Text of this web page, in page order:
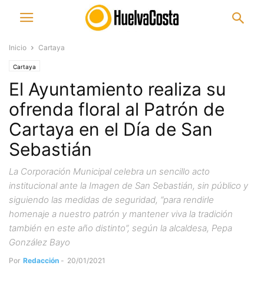
Inicio Cartaya
Cartaya
El Ayuntamiento realiza su
ofrenda floral al Patrón de
Cartaya en el Día de San
Sebastián
La Corporación Municipal celebra un sencillo acto
institucional ante la Imagen de San Sebastián, sin público y
siguiendo las medidas de seguridad, “para rendirle
homenaje a nuestro patrón y mantener viva la tradición
también en este año distinto”, según la alcaldesa, Pepa
González Bayo
Por Redacción - 20/01/2021